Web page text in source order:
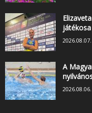
2026.08.07.
A
2026.08.06.